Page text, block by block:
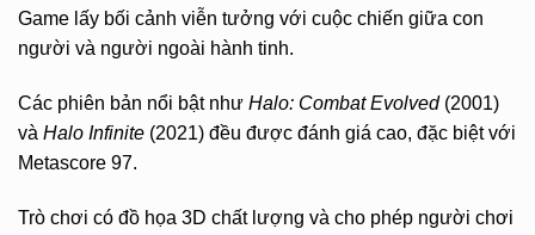
Game lấy bối cảnh viễn tưởng với cuộc chiến giữa con
người và người ngoài hành tinh.
Các phiên bản nổi bật như Halo: Combat Evolved(2001)
và Halo Infinite (2021) đều được đánh giá cao, đặc biệt với
Metascore 97.
Trò chơi có đồ họa 3D chất lượng và cho phép người chơi